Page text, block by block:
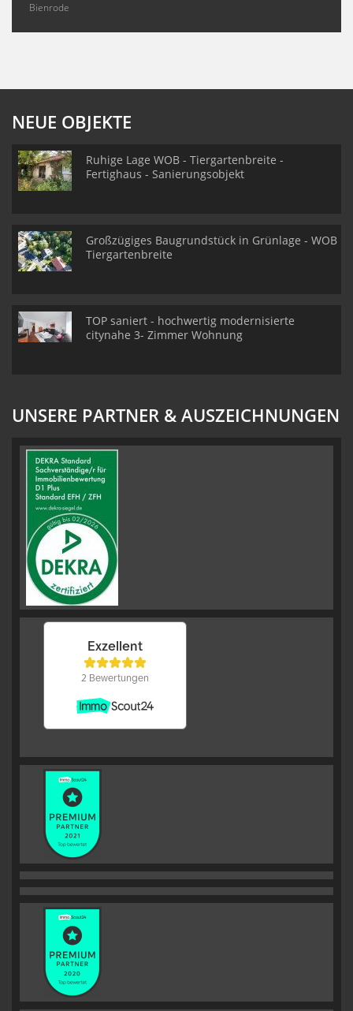
Bienrode
NEUE OBJEKTE
Ruhige Lage WOB - Tiergartenbreite -
Fertighaus - Sanierungsobjekt
Großzügiges Baugrundstück in Grünlage - WOB
Tiergartenbreite
TOP saniert - hochwertig modernisierte
citynahe 3- Zimmer Wohnung
UNSERE PARTNER & AUSZEICHNUNGEN